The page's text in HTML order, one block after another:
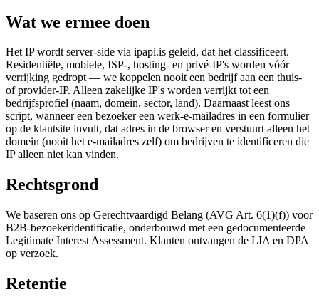
Wat we ermee doen
Het IP wordt server-side via ipapi.is geleid, dat het classificeert.
Residentiële, mobiele, ISP-, hosting- en privé-IP's worden vóór
verrijking gedropt — we koppelen nooit een bedrijf aan een thuis-
of provider-IP. Alleen zakelijke IP's worden verrijkt tot een
bedrijfsprofiel (naam, domein, sector, land). Daarnaast leest ons
script, wanneer een bezoeker een werk-e-mailadres in een formulier
op de klantsite invult, dat adres in de browser en verstuurt alleen het
domein (nooit het e-mailadres zelf) om bedrijven te identificeren die
IP alleen niet kan vinden.
Rechtsgrond
We baseren ons op Gerechtvaardigd Belang (AVG Art. 6(1)(f)) voor
B2B-bezoekeridentificatie, onderbouwd met een gedocumenteerde
Legitimate Interest Assessment. Klanten ontvangen de LIA en DPA
op verzoek.
Retentie